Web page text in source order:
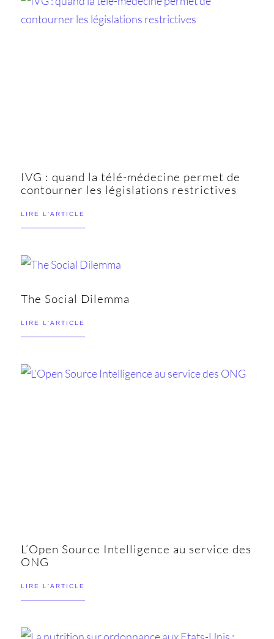
IVG : quand la télé-médecine permet de
contourner les législations restrictives
LIRE L'ARTICLE
The Social Dilemma
LIRE L'ARTICLE
L’Open Source Intelligence au service des
ONG
LIRE L'ARTICLE